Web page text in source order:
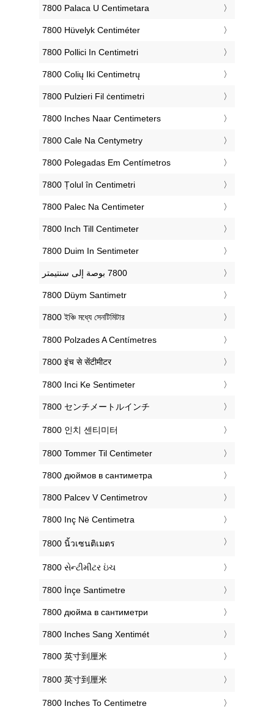
‎7800 Palaca U Centimetara
‎7800 Hüvelyk Centiméter
‎7800 Pollici In Centimetri
‎7800 Colių Iki Centimetrų
‎7800 Pulzieri Fil ċentimetri
‎7800 Inches Naar Centimeters
‎7800 Cale Na Centymetry
‎7800 Polegadas Em Centímetros
‎7800 Țolul în Centimetri
‎7800 Palec Na Centimeter
‎7800 Inch Till Centimeter
‎7800 Duim In Sentimeter
‎7800 Düym Santimetr
‎7800 ইঞ্চি মধ্যে সেনটিমিটার
‎7800 Polzades A Centímetres
‎7800 इंच से सेंटीमीटर
‎7800 Inci Ke Sentimeter
‎7800 センチメートルインチ
‎7800 인치 센티미터
‎7800 Tommer Til Centimeter
‎7800 дюймов в сантиметра
‎7800 Palcev V Centimetrov
‎7800 Inç Në Centimetra
‎7800 นิ้วเซนติเมตร
‎7800 સેન્ટીમીટર ઇંચ
‎7800 İnçe Santimetre
‎7800 дюйма в сантиметри
‎7800 Inches Sang Xentimét
‎7800 英寸到厘米
‎7800 英寸到厘米
‎7800 Inches To Centimetre